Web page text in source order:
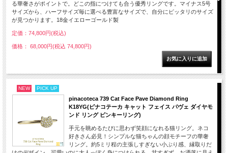
る華奢さがポイントで。どこの指につけても合う優秀リングです。マイナス5号
サイズから、ハーフサイズ毎に選べる豊富なサイズで、自分にピッタリのサイズ
が見つかります。18金イエローゴールド製
定価：74,800円(税込)
価格： 68,000円(税込 74,800円)
NEW PICK UP
pinacoteca 739 Cat Face Pave Diamond Ring
K18YG(ピナコテーカ キャット フェイス パヴェ ダイヤモ
ンド リング ピンキーリング)
手元を眺めるたびに思わず笑顔になれる猫リング。ネコ
好きさん必見！シンプルな猫ちゃんの顔モチーフの華奢
リング。約5ミリ程の主張しすぎない小ぶり感、縁取りだ